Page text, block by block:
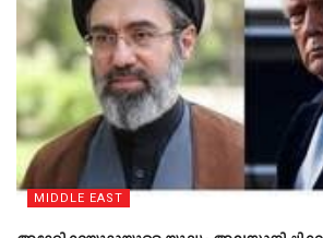
MIDDLE EAST